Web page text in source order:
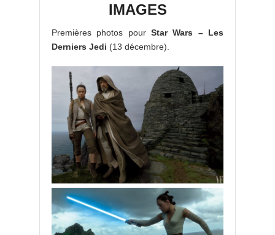
IMAGES
Premières photos pour Star Wars – Les
Derniers Jedi (13 décembre).